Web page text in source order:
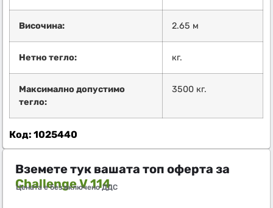
Височина: 2.65 м
Нетно тегло: кг.
Максимално допустимо
тегло:
3500 кг.
Код: 1025440
Вземете тук вашата топ оферта за
Challenge V 114
Цената е без включено ДДС